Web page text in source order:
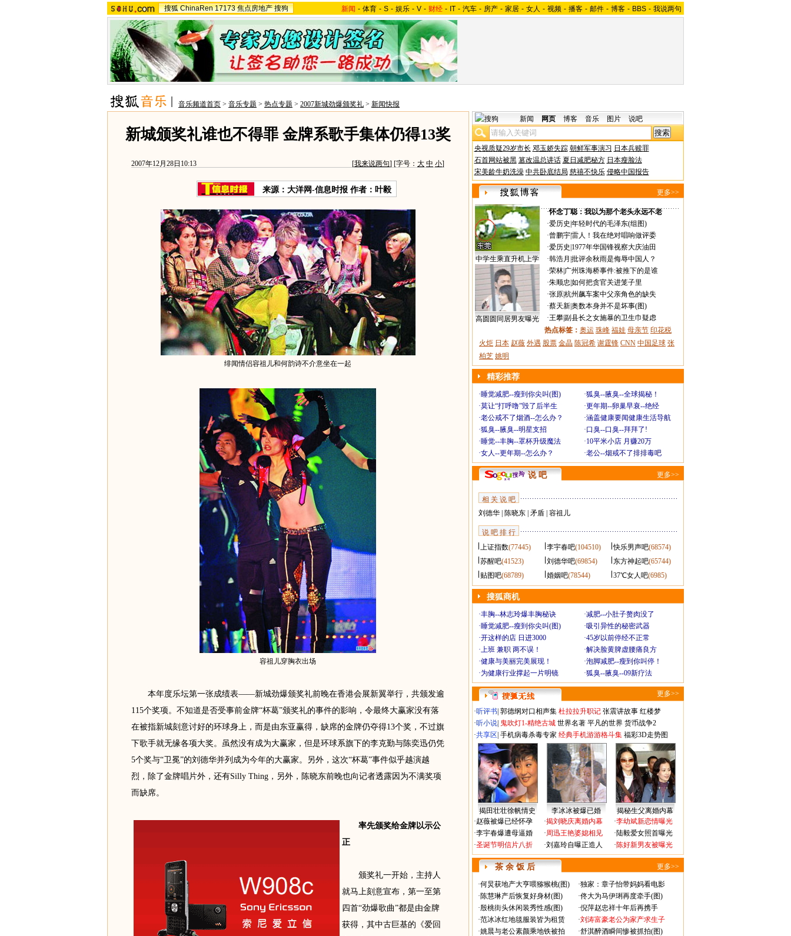
搜狐 ChinaRen 17173 焦点房地产 搜狗 新闻 - 体育 - S - 娱乐 - V - 财经 - IT - 汽车 - 房产 - 家居 - 女人 - 视频 - 播客 - 邮件 - 博客 - BBS - 我说两句
音乐频道首页 > 音乐专题 > 热点专题 > 2007新城劲爆颁奖礼 > 新闻快报
新城颁奖礼谁也不得罪 金牌系歌手集体仍得13奖
2007年12月28日10:13 [我来说两句] [字号： 大 中 小]
来源：大洋网-信息时报 作者：叶毅
绯闻情侣容祖儿和何韵诗不介意坐在一起
容祖儿穿胸衣出场
本年度乐坛第一张成绩表——新城劲爆颁奖礼前晚在香港会展新翼举行，共颁发逾
115个奖项。不知道是否受事前金牌“杯葛”颁奖礼的事件的影响，令最终大赢家没有落
在被指新城刻意讨好的环球身上，而是由东亚赢得，缺席的金牌仍夺得13个奖，不过旗
下歌手就无缘各项大奖。虽然没有成为大赢家，但是环球系旗下的李克勤与陈奕迅仍凭
5个奖与“卫冕”的刘德华并列成为今年的大赢家。另外，这次“杯葛”事件似乎越演越
烈，除了金牌唱片外，还有Silly Thing，另外，陈晓东前晚也向记者透露因为不满奖项
而缺席。
率先颁奖给金牌以示公
正
颁奖礼一开始，主持人
就马上刻意宣布，第一至第
四首“劲爆歌曲”都是由金牌
获得，其中古巨基的《爱回
新闻 网页 博客 音乐 图片 说吧
央视质疑29岁市长 邓玉娇失踪 朝鲜军事演习 日本兵赎罪
石首网站被黑 篡改温总讲话 夏日减肥秘方 日本瘦脸法
宋美龄牛奶洗澡 中共卧底结局 慈禧不快乐 侵略中国报告
更多>>
中学生乘直升机上学
高圆圆同居男友曝光
·怀念丁聪：我以为那个老头永远不老
·爱历史 年轻时代的毛泽东(组图)
·曾鹏宇|雷人！我在绝对唱响做评委
·爱历史 1977年华国锋视察大庆油田
·韩浩月 批评余秋雨是侮辱中国人？
·荣林| 广州珠海桥事件:被推下的是谁
·朱顺忠 如何把贪官关进笼子里
·张原|杭州飙车案中父亲角色的缺失
·蔡天新|奥数本身并不是坏事(图)
·王攀|副县长之女施暴的卫生巾疑虑
热点标签： 奥运 珠峰 福娃 母亲节 印花税
火炬 日本 赵薇 外遇 股票 金晶 陈冠希 谢霆锋 CNN 中国足球 张
柏芝 姚明
精彩推荐
·睡觉减肥--瘦到你尖叫(图) ·狐臭--腋臭--全球揭秘！
·莫让“打呼噜”毁了后半生 ·更年期--卵巢早衰--绝经
·老公戒不了烟酒--怎么办？ ·涵盖健康要闻健康生活导航
·狐臭--腋臭--明星支招 ·口臭--口臭--拜拜了!
·睡觉--丰胸--罩杯升级魔法 ·10平米小店 月赚20万
·女人--更年期--怎么办？ ·老公--烟戒不了排排毒吧
说 吧 更多>>
相 关 说 吧
刘德华| 陈晓东| 矛盾| 容祖儿
说 吧 排 行
上证指数(77445) 李宇春吧(104510) 快乐男声吧(68574)
苏醒吧(41523) 刘德华吧(69854) 东方神起吧(65744)
贴图吧(68789) 婚姻吧(78544) 37℃女人吧(6985)
搜狐商机
·丰胸--林志玲爆丰胸秘诀 ·减肥--小肚子赘肉没了
·睡觉减肥--瘦到你尖叫(图) ·吸引异性的秘密武器
·开这样的店 日进3000 ·45岁以前停经不正常
·上班 兼职 两不误！ ·解决脸黄脾虚腰痛良方
·健康与美丽完美展现！ ·泡脚减肥--瘦到你叫停！
·为健康行业撑起一片明镜 ·狐臭--腋臭--09新疗法
更多>>
·听评书 郭德纲对口相声集 杜拉拉升职记 张震讲故事 红楼梦
·听小说 鬼吹灯1-精绝古城 世界名著 平凡的世界 货币战争2
·共享区 手机病毒杀毒专家 经典手机游游格斗集 福彩3D走势图
揭田壮壮徐帆情史 李冰冰被爆已婚
揭秘生父离婚内幕
·赵薇被爆已经怀孕
·李宇春爆遭母逼婚
·圣诞节明信片八折
·揭刘晓庆离婚内幕
·周迅王艳婆媳相见
·刘嘉玲自曝正造人
·李幼斌新恋情曝光
·陆毅爱女照首曝光
·陈好新男友被曝光
茶 余 饭 后 更多>>
·何炅获地产大亨喂猕猴桃(图) ·独家：章子怡带妈妈看电影
·陈慧琳产后恢复好身材(图) ·佟大为马伊琍再度牵手(图)
·殷桃街头休闲装秀性感(图) ·倪萍赵忠祥十年后再携手
·范冰冰红地毯服装皆为租赁 ·刘涛富豪老公为家产求生子
·姚晨与老公素颜乘地铁被拍 ·舒淇醉酒瞬间惨被抓拍(图)